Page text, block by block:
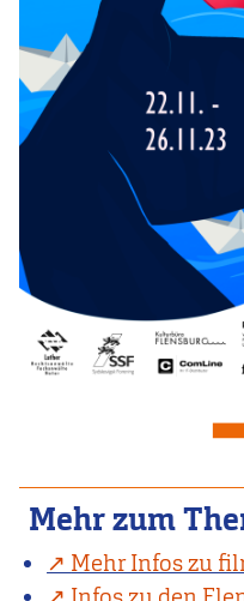
Mehr zum
Mehr Infos zu